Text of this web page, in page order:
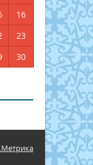
16
23
30